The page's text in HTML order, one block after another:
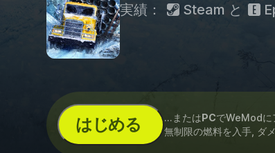
実績： Steam と
はじめる ...またはPCでWeModに
無制限の燃料を入手, ダ